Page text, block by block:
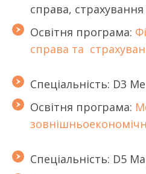
справа,
Освітня програма:
справа та
Спеціальність: D3
Освітня програма:
Спеціальність: D5